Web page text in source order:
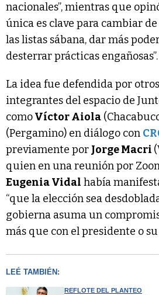
nacionales”, mientras que
única es clave para cambiar
las listas sábana, dar más
desterrar prácticas engañosas”.
La idea fue defendida por
integrantes del espacio de
comoVíctor Aiola
(Pergamino) en diálogo con
previamente por Jorge Macri
quien en una reunión por
Eugenia Vidal había
“que la elección sea
gobierna asuma un
más que con el presidente o
LEÉ TAMBIÉN:
REFLOTE DEL PLANTEO